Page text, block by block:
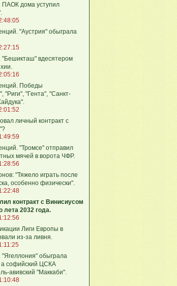
ПАОК дома уступил
"Аустрия" обыграла
"Бешикташ" вдесятером
Победы
"Риги", "Гента", "Санкт-
личный контракт с
"Тромсе" отправил
мячей в ворота ЧФР.
"Тяжело играть после
особенно физически".
контракт с Винисиусом
2032 года.
Лиги Европы в
из-за ливня.
обыграла
а софийский ЦСКА
авивский "Маккаби".